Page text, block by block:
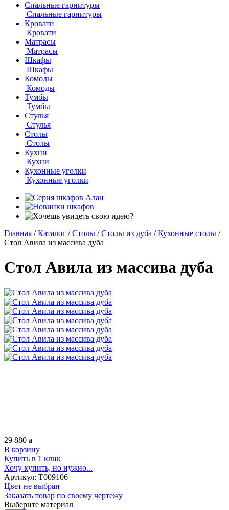
Спальные гарнитуры
Спальные гарнитуры
Кровати
Кровати
Матрасы
Матрасы
Шкафы
Шкафы
Комоды
Комоды
Тумбы
Тумбы
Стулья
Стулья
Столы
Столы
Кухни
Кухни
Кухонные уголки
Кухонные уголки
Главная / Каталог / Столы / Столы из дуба / Кухонные столы /
Стол Авила из массива дуба
Стол Авила из массива дуба
29 880 a
В корзину
Купить в 1 клик
Хочу купить, но нужно...
Артикул: Т009106
Цвет не выбран
Заказать товар по своему чертежу
Выберите материал